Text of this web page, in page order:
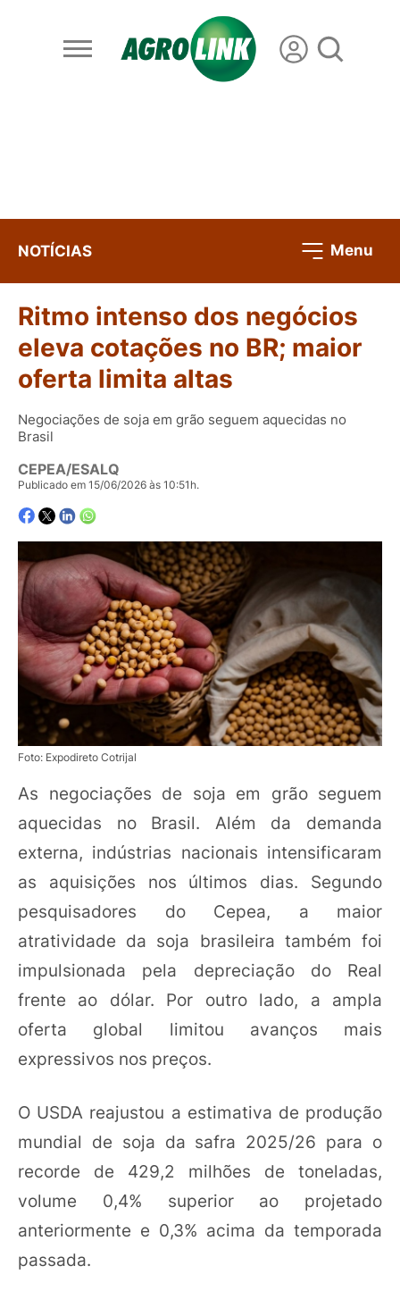
NOTÍCIAS Menu
Ritmo intenso dos negócios
eleva cotações no BR; maior
oferta limita altas
Negociações de soja em grão seguem aquecidas no
Brasil
CEPEA/ESALQ
Publicado em 15/06/2026 às 10:51h.
Foto: Expodireto Cotrijal
As negociações de soja em grão seguem
aquecidas no Brasil. Além da demanda
externa, indústrias nacionais intensificaram
as aquisições nos últimos dias. Segundo
pesquisadores do Cepea, a maior
atratividade da soja brasileira também foi
impulsionada pela depreciação do Real
frente ao dólar. Por outro lado, a ampla
oferta global limitou avanços mais
expressivos nos preços.
O USDA reajustou a estimativa de produção
mundial de soja da safra 2025/26 para o
recorde de 429,2 milhões de toneladas,
volume 0,4% superior ao projetado
anteriormente e 0,3% acima da temporada
passada.